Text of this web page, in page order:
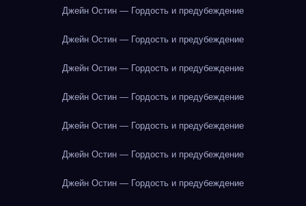
Джейн Остин — Гордость и предубеждение
Джейн Остин — Гордость и предубеждение
Джейн Остин — Гордость и предубеждение
Джейн Остин — Гордость и предубеждение
Джейн Остин — Гордость и предубеждение
Джейн Остин — Гордость и предубеждение
Джейн Остин — Гордость и предубеждение